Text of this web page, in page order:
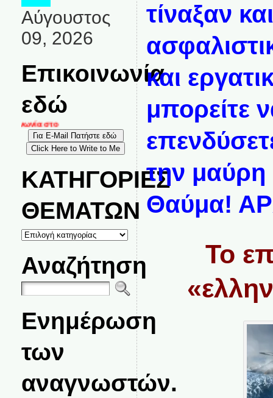
Αύγουστος
09, 2026
Επικοινωνία
εδώ
στο
ΚΑΤΗΓΟΡΙΕΣ
ΘΕΜΑΤΩΝ
ΚΑΤΗΓΟΡΙΕΣ
ΘΕΜΑΤΩΝ
Αναζήτηση
Ενημέρωση
των
αναγνωστών.
τίναξαν
και
μπορείτε
την
Θαύμα!
Το